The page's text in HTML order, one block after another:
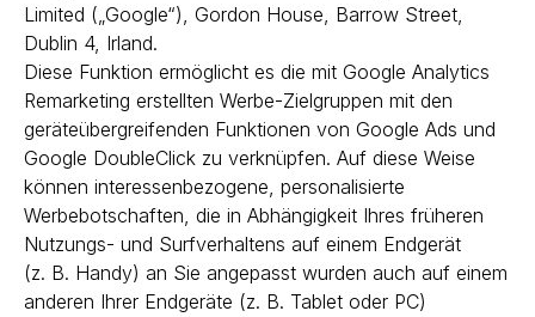
Limited („Google“), Gordon House, Barrow Street,
Dublin 4, Irland.
Diese Funktion ermöglicht es die mit Google Analytics
Remarketing erstellten Werbe-Zielgruppen mit den
geräteübergreifenden Funktionen von Google Ads und
Google DoubleClick zu verknüpfen. Auf diese Weise
können interessenbezogene, personalisierte
Werbebotschaften, die in Abhängigkeit Ihres früheren
Nutzungs- und Surfverhaltens auf einem Endgerät
(z. B. Handy) an Sie angepasst wurden auch auf einem
anderen Ihrer Endgeräte (z. B. Tablet oder PC)